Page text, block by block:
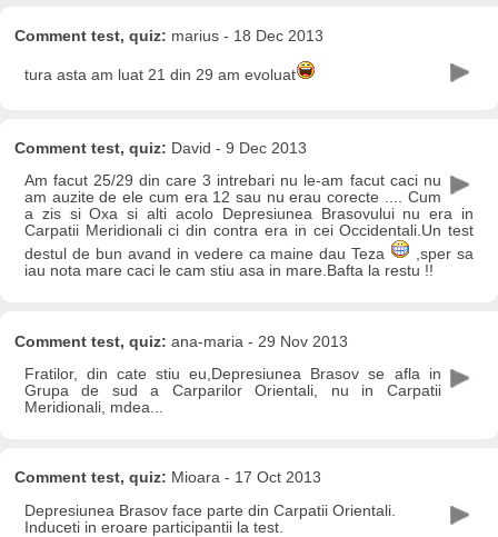
Comment test, quiz: marius - 18 Dec 2013
tura asta am luat 21 din 29 am evoluat
Comment test, quiz: David - 9 Dec 2013
Am facut 25/29 din care 3 intrebari nu le-am facut caci nu
am auzite de ele cum era 12 sau nu erau corecte .... Cum
a zis si Oxa si alti acolo Depresiunea Brasovului nu era in
Carpatii Meridionali ci din contra era in cei Occidentali.Un test
destul de bun avand in vedere ca maine dau Teza
,sper sa
iau nota mare caci le cam stiu asa in mare.Bafta la restu !!
Comment test, quiz: ana-maria - 29 Nov 2013
Fratilor, din cate stiu eu,Depresiunea Brasov se afla in
Grupa de sud a Carparilor Orientali, nu in Carpatii
Meridionali, mdea...
Comment test, quiz: Mioara - 17 Oct 2013
Depresiunea Brasov face parte din Carpatii Orientali.
Induceti in eroare participantii la test.